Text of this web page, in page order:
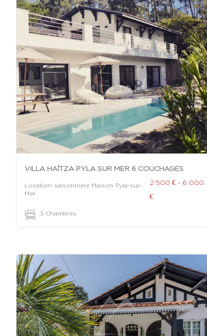
VILLA HAÏTZA PYLA SUR MER 6 COUCHAGES
Location saisonnière Maison Pyla-sur-
Mer
2 500 € - 6 000
€
| 3 Chambres